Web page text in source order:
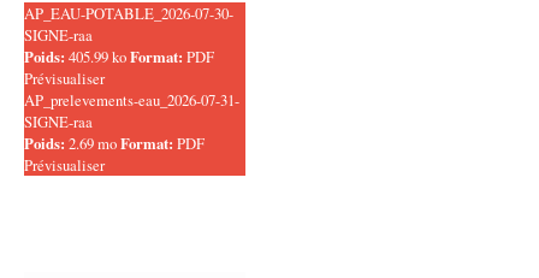
AP_EAU-POTABLE_2026-07-30-
SIGNE-raa
Poids: 405.99 koFormat: PDF
Prévisualiser
AP_prelevements-eau_2026-07-31-
SIGNE-raa
Poids: 2.69 moFormat: PDF
Prévisualiser